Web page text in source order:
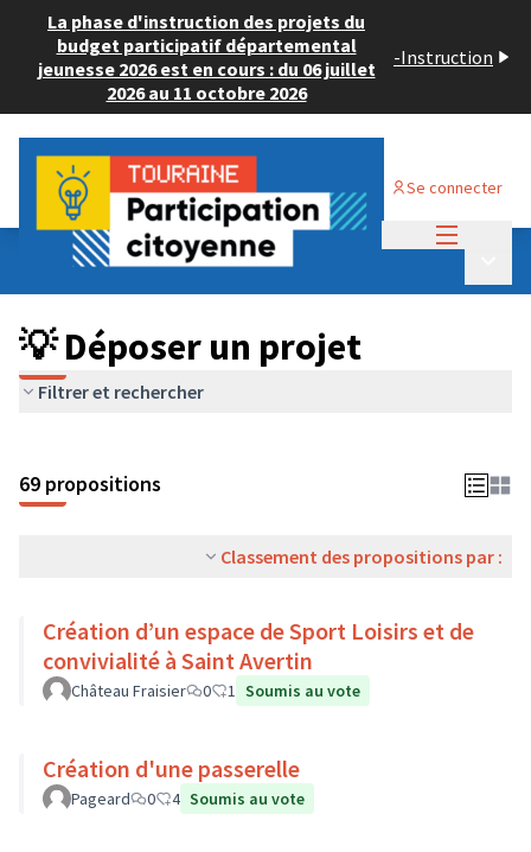
La phase d'instruction des projets du
budget participatif départemental
jeunesse 2026 est en cours : du 06 juillet
2026 au 11 octobre 2026
-Instruction
Se connecter
Budget Participatif ADULTE 2024
💡 Déposer un projet
💡 Déposer un projet
Filtrer et rechercher
69 propositions
Classement des propositions par :
Création d’un espace de Sport Loisirs et de
convivialité à Saint Avertin
Château Fraisier 0 1 Soumis au vote
Création d'une passerelle
Pageard 0 4 Soumis au vote